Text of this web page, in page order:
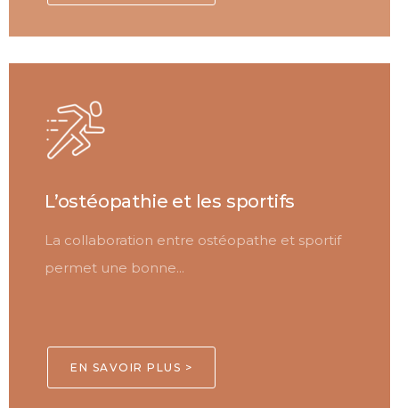
L’ostéopathie et les sportifs
La collaboration entre ostéopathe et sportif
permet une bonne...
EN SAVOIR PLUS >